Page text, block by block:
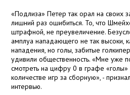
«Подлиза» Петер так орал на своих
лишний раз ошибиться. То, что
штрафной, не преувеличение.
амплуа нападающего не так высоки,
нападения, но голы, забитые
удивили общественность. «Мне уже
смотреть на цифру 0 в графе
количестве игр за сборную», -
интервью.